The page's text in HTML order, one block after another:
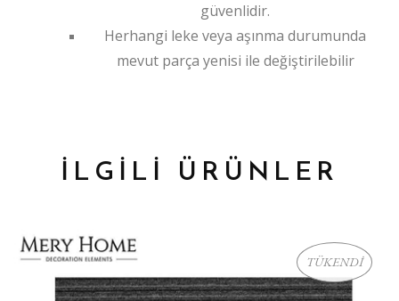
güvenlidir.
Herhangi leke veya aşınma durumunda
mevut parça yenisi ile değiştirilebilir
İLGİLİ ÜRÜNLER
TÜKENDİ